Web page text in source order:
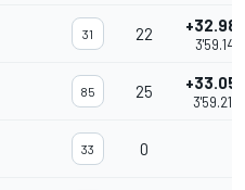
31 22
3'59.141
85 25
3'59.215
33 0